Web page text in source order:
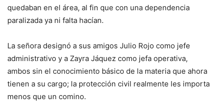
quedaban en el área, al fin que con una dependencia
paralizada ya ni falta hacían.
La señora designó a sus amigos Julio Rojo como jefe
administrativo y a Zayra Jáquez como jefa operativa,
ambos sin el conocimiento básico de la materia que ahora
tienen a su cargo; la protección civil realmente les importa
menos que un comino.